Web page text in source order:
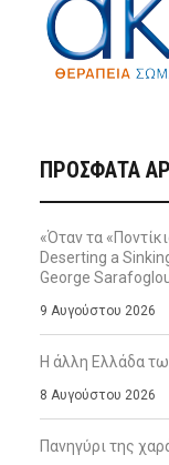
ΠΡΌΣΦΑΤΑ
«Όταν τα
Deserting a
George
9 Αυγούστου 2026
Η άλλη Ελλάδα
8 Αυγούστου 2026
Πανηγύρι της